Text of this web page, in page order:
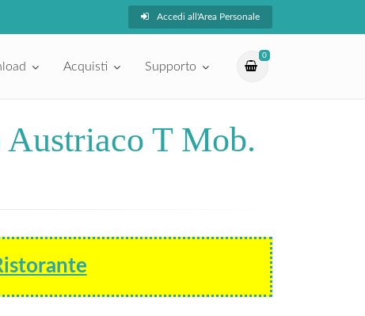
Accedi all'Area Personale
Acquisti Supporto
0
T Mob.